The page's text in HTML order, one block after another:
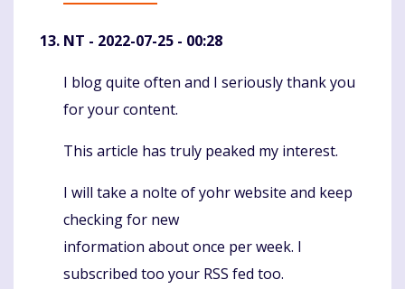
NT - 2022-07-25 - 00:28
Komentaras
I blog quite often and I seriously thank you
for your content.
This article has truly peaked my interest.
I will take a nolte of yohr website and keep
checking for new
information about once per week. I
subscribed too your RSS fed too.